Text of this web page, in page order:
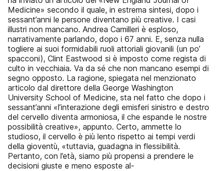
Medicine» secondo il quale, in estrema sintesi, dopo i
sessant’anni le persone diventano più creative. I casi
illustri non mancano. Andrea Camilleri è esploso,
narrativamente parlando, dopo i 67 anni. E, senza nulla
togliere ai suoi formidabili ruoli attoriali giovanili (un po’
spacconi), Clint Eastwood si è imposto come regista di
culto in vecchiaia. Va da sé che non mancano esempi di
segno opposto. La ragione, spiegata nel menzionato
articolo dal direttore della George Washington
University School of Medicine, sta nel fatto che dopo i
sessant’anni «l’interazione degli emisferi sinistro e destro
del cervello diventa armoniosa, il che espande le nostre
possibilità creative», appunto. Certo, ammette lo
studioso, il cervello è più lento rispetto ai tempi verdi
della gioventù, «tuttavia, guadagna in flessibilità.
Pertanto, con l’età, siamo più propensi a prendere le
decisioni giuste e meno esposte al-